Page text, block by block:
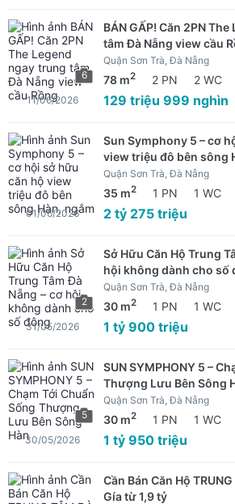
6
BÁN GẤP! Căn 2PN
tâm Đà Nẵng view cầu
Quận Sơn Trà, Đà Nẵng
78 m2 2 PN 2 WC
129 triệu 999 nghìn
11/06/2026
Sun Symphony 5 – cơ
view triệu đô bên sông
Quận Sơn Trà, Đà Nẵng
35 m2 1 PN 1 WC
2 tỷ 275 triệu
01/06/2026
2
Sở Hữu Căn Hộ Trung
hội không dành cho số
Quận Sơn Trà, Đà Nẵng
30 m2 1 PN 1 WC
1 tỷ 900 triệu
31/05/2026
5
SUN SYMPHONY 5 –
Thượng Lưu Bên Sông
Quận Sơn Trà, Đà Nẵng
30 m2 1 PN 1 WC
1 tỷ 950 triệu
30/05/2026
Cần Bán Căn Hộ
Gía từ 1,9 tỷ